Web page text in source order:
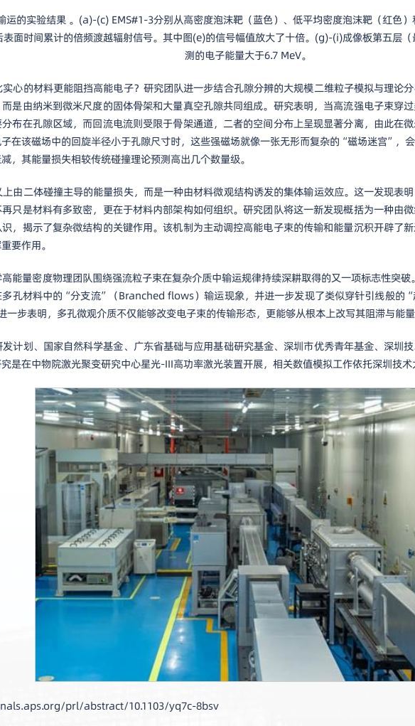
运的实验结果 。(a)-(c) EMS#1-3分别从高密度泡沫靶（蓝色）、低平均密度泡沫靶（红色
面时间累计的倍频渡越辐射信号。其中图(e)的信号幅值放大了十倍。(g)-(i)成像板第五层
测的电子能量大于6.7 MeV。
心的材料更能阻挡高能电子？研究团队进一步结合孔隙分辨的大规模二维粒子模拟与理论
是由纳米到微米尺度的固体骨架和大量真空孔隙共同组成。研究表明，当高流强电子束穿
布在孔隙区域，而回流电流则受限于骨架通道，二者的空间分布上呈现显著分离，由此在
在该磁场中的回旋半径小于孔隙尺寸时，这些强磁场就像一张无形而复杂的“磁场迷宫”，
，其能量损失相较传统碰撞理论预测高出几个数量级。
由二体碰撞主导的能量损失，而是一种由材料微观结构诱发的集体输运效应。这一发现表
只是材料有多致密，更在于材料内部架构如何组织。研究团队将这一新发现概括为一种由
，揭示了复杂微结构的关键作用。该机制为主动调控高能电子束的传输和能量沉积开辟了
要作用。
能量密度物理团队围绕强流粒子束在复杂介质中输运规律持续深耕取得的又一项标志性突
多孔材料中的“分支流”（Branched flows）输运现象，并进一步发现了类似穿针引线般的
步表明，多孔微观介质不仅能够改变电子束的传输形态，更能够从根本上改写其阻滞与能量
计划、国家自然科学基金、广东省基础与应用基础研究基金、深圳市优秀青年基金、深圳
是在中物院激光聚变研究中心星光-III高功率激光装置开展，相关数值模拟工作依托深圳技
prl/abstract/10.1103/yq7c-8bsv